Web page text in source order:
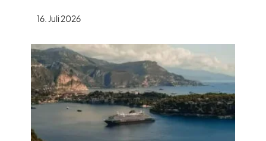
16. Juli 2026